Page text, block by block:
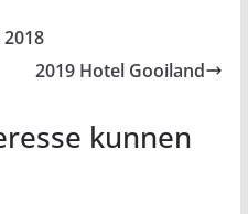
2019 Hotel Gooiland
kunnen